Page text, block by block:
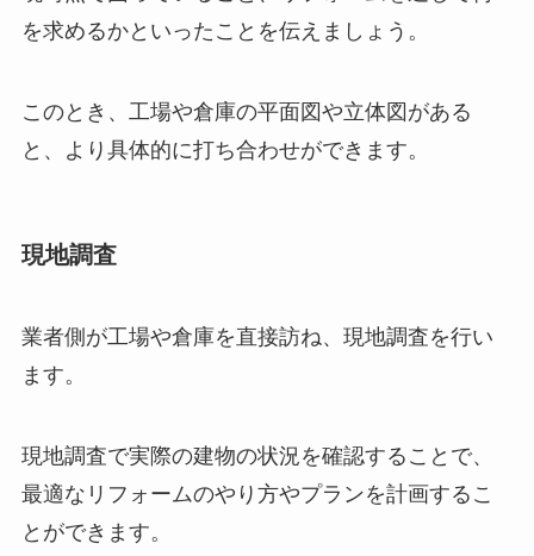
を求めるかといったことを伝えましょう。
このとき、工場や倉庫の平面図や立体図がある
と、より具体的に打ち合わせができます。
現地調査
業者側が工場や倉庫を直接訪ね、現地調査を行い
ます。
現地調査で実際の建物の状況を確認することで、
最適なリフォームのやり方やプランを計画するこ
とができます。